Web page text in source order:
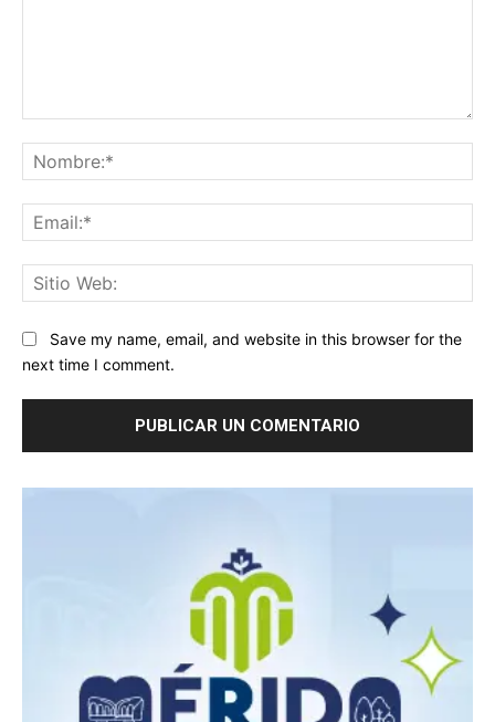
Save my name, email, and website in this browser for the
next time I comment.